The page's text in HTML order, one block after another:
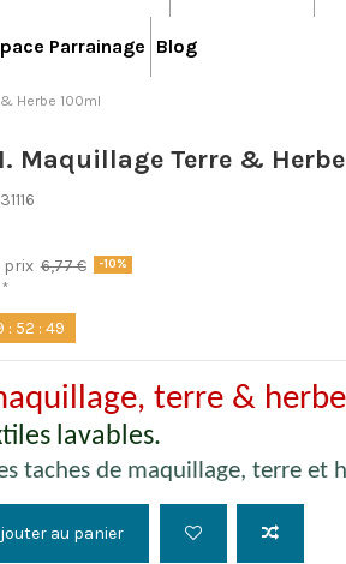
Parrainage Blog
Herbe 100ml
Maquillage Terre &
prix 6,77 € -10%
*
: 52 :48
terre & herbe
lavables.
taches de maquillage, terre et
au panier